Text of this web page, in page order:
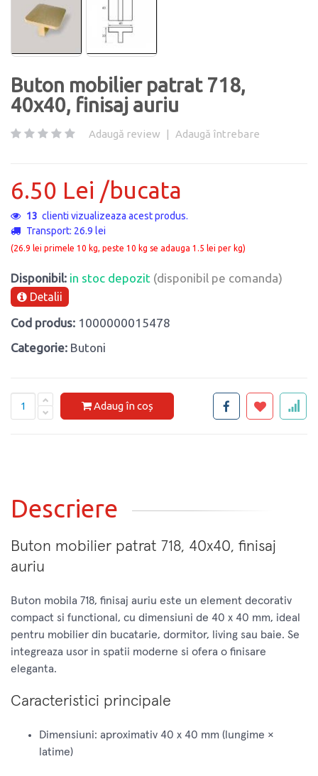
Buton mobilier patrat 718,
40x40, finisaj auriu
Adaugă review | Adaugă întrebare
6.50 Lei /bucata
13 clienti vizualizeaza acest produs.
Transport: 26.9 lei
(26.9 lei primele 10 kg, peste 10 kg se adauga 1.5 lei per kg)
Disponibil: in stoc depozit (disponibil pe comanda)
Detalii
Cod produs: 1000000015478
Categorie: Butoni
Adaug în coș
Descriere
Buton mobilier patrat 718, 40x40, finisaj
auriu
Buton mobila 718, finisaj auriu este un element decorativ
compact si functional, cu dimensiuni de 40 x 40 mm, ideal
pentru mobilier din bucatarie, dormitor, living sau baie. Se
integreaza usor in spatii moderne si ofera o finisare
eleganta.
Caracteristici principale
Dimensiuni: aproximativ 40 x 40 mm (lungime ×
latime)